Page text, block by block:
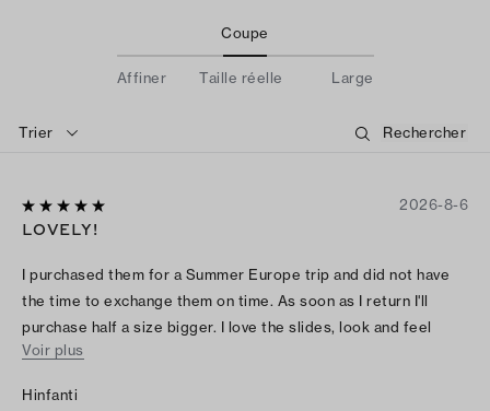
Coupe
Affiner Taille réelle Large
Trier
2026-8-6
LOVELY!
I purchased them for a Summer Europe trip and did not have
the time to exchange them on time. As soon as I return I'll
purchase half a size bigger. I love the slides, look and feel
amazing.
Voir plus
Hinfanti